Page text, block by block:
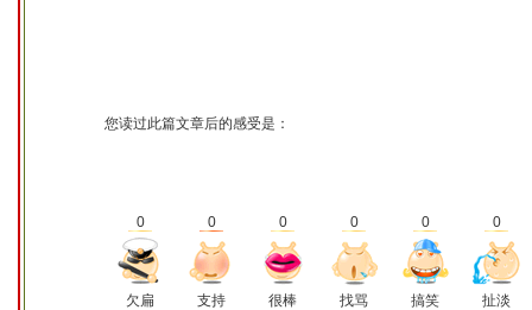
您读过此篇文章后的感受是：
0 0 0 0 0 0
欠扁 支持 很棒 找骂 搞笑 扯淡